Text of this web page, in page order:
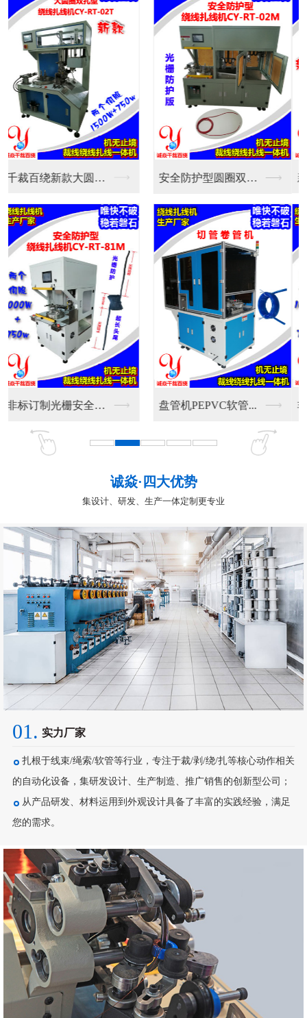
新款中圆圈双扎全自动... 安全防护型圆圈双扎绕...
非标订制光栅安全防护... 盘管机PEPVC软管...
诚焱·四大优势
集设计、研发、生产一体定制更专业
01. 实力厂家
扎根于线束/绳索/软管等行业，专注于裁/剥/绕/扎等核心动作相关
的自动化设备，集研发设计、生产制造、推广销售的创新型公司；
从产品研发、材料运用到外观设计具备了丰富的实践经验，满足
您的需求。